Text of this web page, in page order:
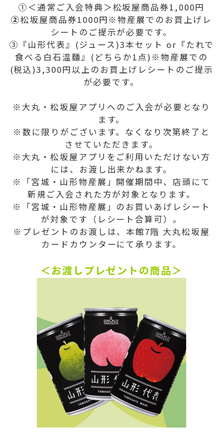
①＜通常ご入会特典＞松坂屋商品券1,000円
②松坂屋商品券1000円※物産展でのお買上げレ
シートのご提示が必要です。
③『山形代表』(ジュース)3本セット or『たれで
食べる白石温麵』(どちらか1点)※物産展での
(税込)3,300円以上のお買上げレシートのご提示
が必要です。
※大丸・松坂屋アプリへのご入会が必要となり
ます。
※数に限りがございます。なくなり次第終了と
させていただきます。
※大丸・松坂屋アプリをご利用いただけない方
には、お渡し出来かねます。
※「宮城・山形物産展」開催期間中、店頭にて
新規ご入会された方が対象となります。
※「宮城・山形物産展」のお買いあげレシート
が対象です（レシート合算可）。
※プレゼントのお渡しは、本館7階 大丸松坂屋
カードカウンターにて承ります。
＜お渡しプレゼントの商品＞